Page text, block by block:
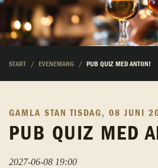
START EVENEMANG PUB QUIZ MED ANTON!
GAMLA STAN TISDAG, 08 JUNI
PUB QUIZ MED
2027-06-08 19:00